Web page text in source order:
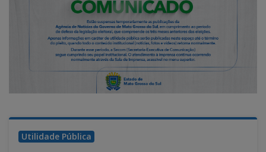
Utilidade Pública